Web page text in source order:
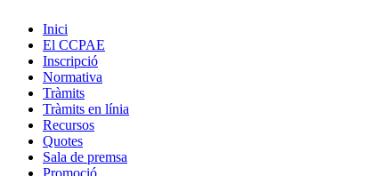
Inici
El CCPAE
Inscripció
Normativa
Tràmits
Tràmits en línia
Recursos
Quotes
Sala de premsa
Promoció